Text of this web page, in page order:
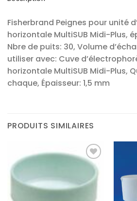
Fisherbrand Peignes pour unité
horizontale MultiSUB Midi-Plus,
Nbre de puits: 30, Volume
utiliser avec: Cuve
horizontale MultiSUB Midi-Plus,
chaque, Épaisseur: 1,5 mm
PRODUITS SIMILAIRES
Ajouter
à la liste